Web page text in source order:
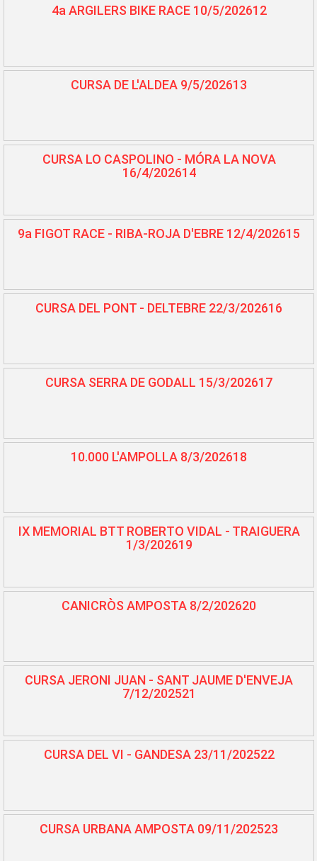
4a ARGILERS BIKE RACE 10/5/202612
CURSA DE L'ALDEA 9/5/202613
CURSA LO CASPOLINO - MÓRA LA NOVA
16/4/202614
9a FIGOT RACE - RIBA-ROJA D'EBRE 12/4/202615
CURSA DEL PONT - DELTEBRE 22/3/202616
CURSA SERRA DE GODALL 15/3/202617
10.000 L'AMPOLLA 8/3/202618
IX MEMORIAL BTT ROBERTO VIDAL - TRAIGUERA
1/3/202619
CANICRÒS AMPOSTA 8/2/202620
CURSA JERONI JUAN - SANT JAUME D'ENVEJA
7/12/202521
CURSA DEL VI - GANDESA 23/11/202522
CURSA URBANA AMPOSTA 09/11/202523